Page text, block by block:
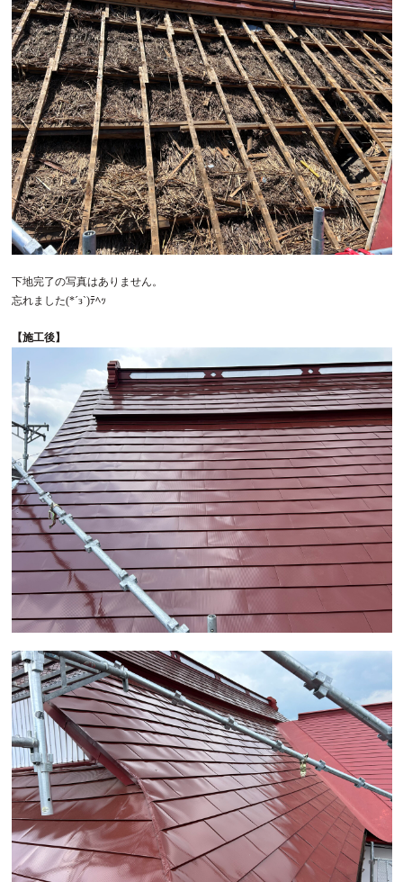
下地完了の写真はありません。
忘れました(*´з`)ﾃﾍｯ
【施工後】